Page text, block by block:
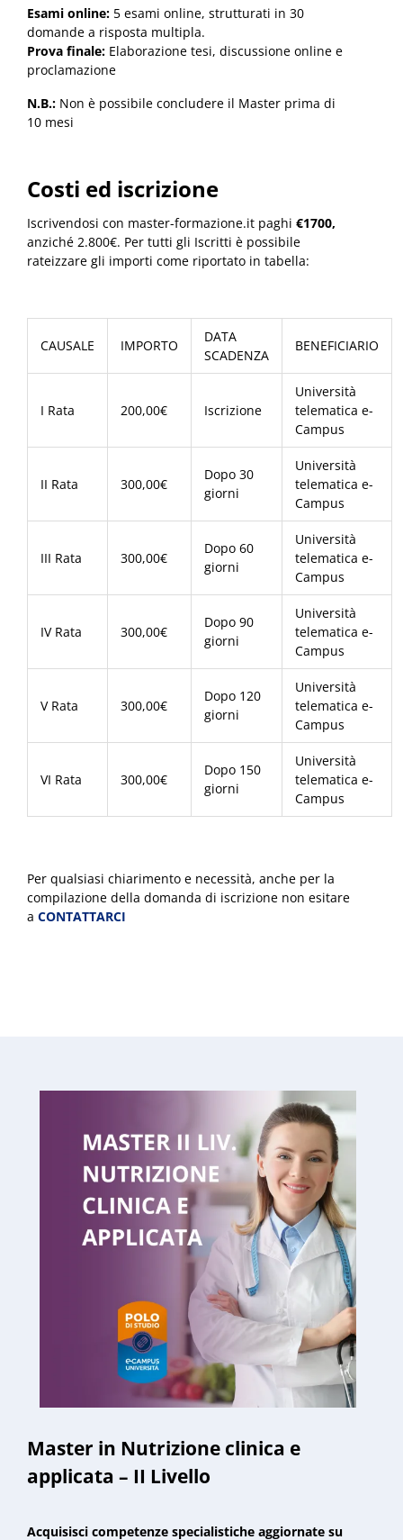
Esami online: 5 esami online, strutturati in 30
domande a risposta multipla.
Prova finale: Elaborazione tesi, discussione online e
proclamazione
N.B.: Non è possibile concludere il Master prima di
10 mesi
Costi ed iscrizione
Iscrivendosi con master-formazione.it paghi €1700,
anziché 2.800€. Per tutti gli Iscritti è possibile
rateizzare gli importi come riportato in tabella:
CAUSALE IMPORTO
DATA
SCADENZA
BENEFICIARIO
I Rata 200,00€ Iscrizione
Università
telematica e-
Campus
II Rata 300,00€
Dopo 30
giorni
Università
telematica e-
Campus
III Rata 300,00€
Dopo 60
giorni
Università
telematica e-
Campus
IV Rata 300,00€
Dopo 90
giorni
Università
telematica e-
Campus
V Rata 300,00€
Dopo 120
giorni
Università
telematica e-
Campus
VI Rata 300,00€
Dopo 150
giorni
Università
telematica e-
Campus
Per qualsiasi chiarimento e necessità, anche per la
compilazione della domanda di iscrizione non esitare
a CONTATTARCI
Master in Nutrizione clinica e
applicata – II Livello
Acquisisci competenze specialistiche aggiornate su